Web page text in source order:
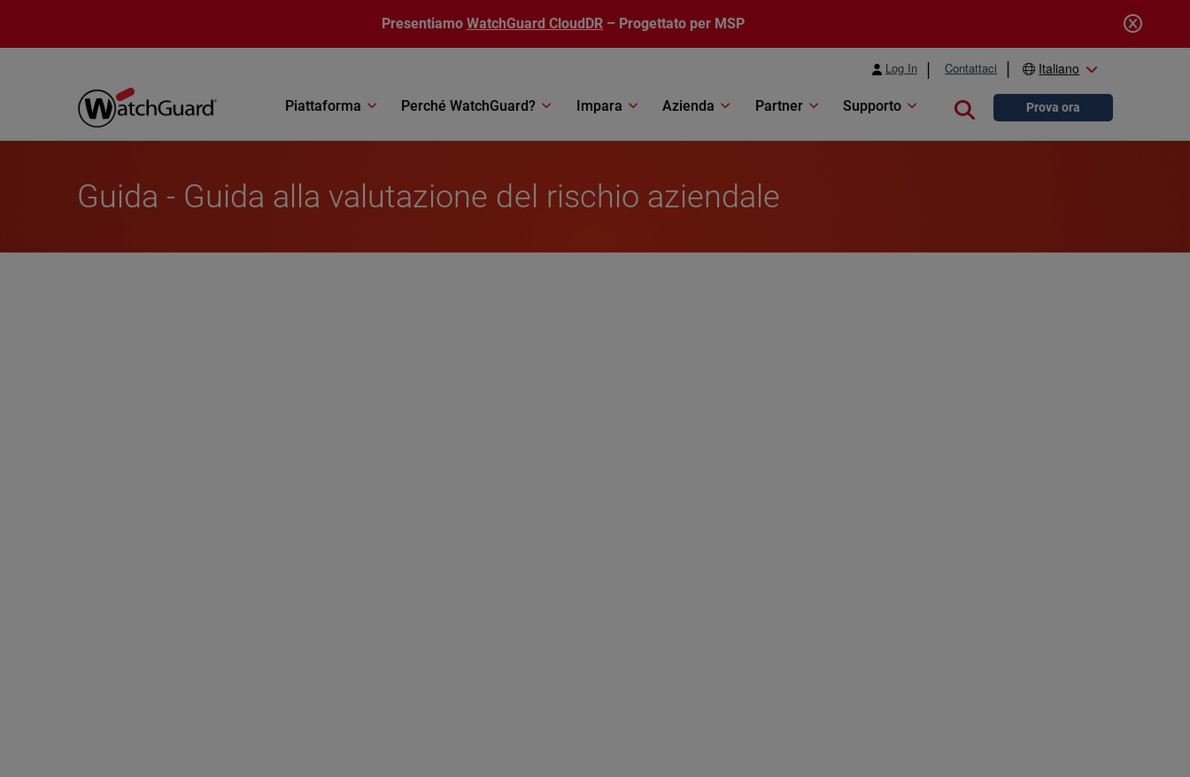
Presentiamo WatchGuard CloudDR – Progettato per MSP
Log In Contattaci Italiano
Piattaforma Perché WatchGuard? Impara Azienda Partner Supporto Close searchProva ora
Guida - Guida alla valutazione del rischio aziendale